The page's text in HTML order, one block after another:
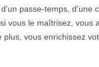
passe-temps, d'une
vous le maîtrisez, vous
vous enrichissez